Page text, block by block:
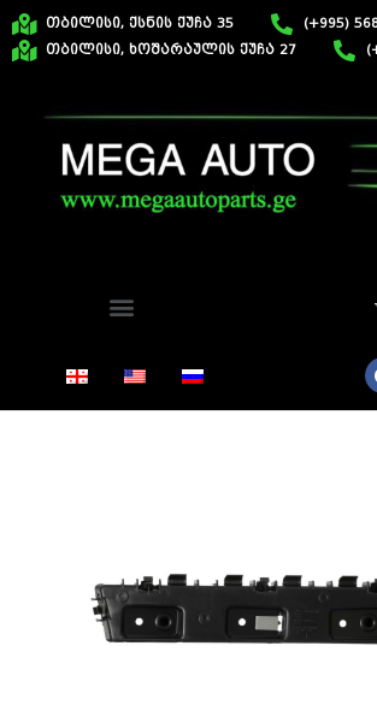
თბილისი, ქსნის ქუჩა 35
(+995)
თბილისი, ხოშარაულის ქუჩა 27